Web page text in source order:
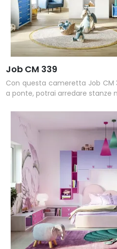
Job CM 339
Con questa cameretta Job CM
a ponte, potrai arredare stanze